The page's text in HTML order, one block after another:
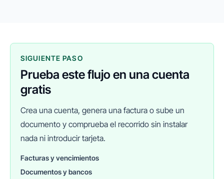
SIGUIENTE PASO
Prueba este flujo en una cuenta
gratis
Crea una cuenta, genera una factura o sube un
documento y comprueba el recorrido sin instalar
nada ni introducir tarjeta.
Facturas y vencimientos
Documentos y bancos
FINANEDI